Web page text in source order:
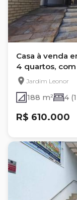
Casa à venda
4 quartos, com
Jardim Leonor
188 m² 4
R$ 610.000